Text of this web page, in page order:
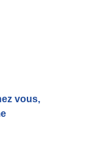
vous,